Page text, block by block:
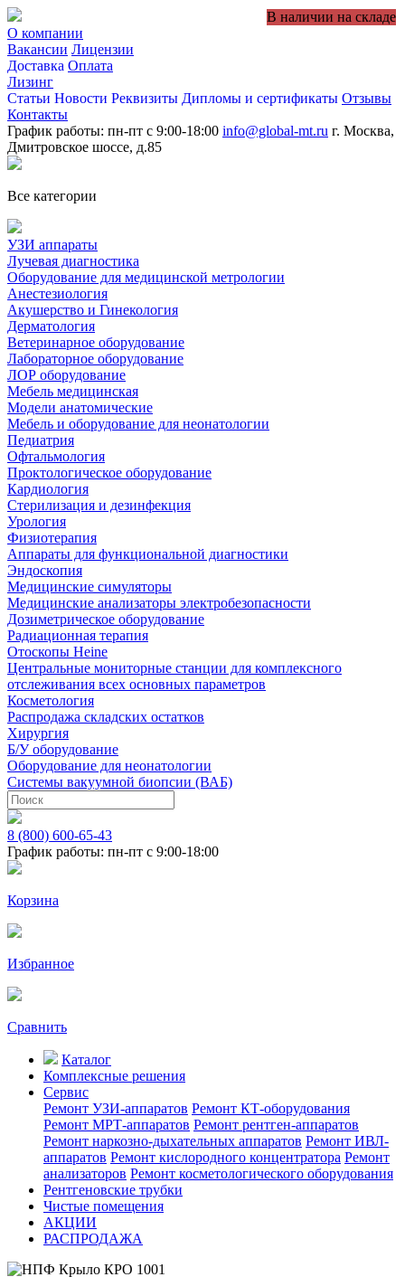
О компании
Вакансии Лицензии
Доставка Оплата
Лизинг
Статьи Новости Реквизиты Дипломы и сертификаты Отзывы
Контакты
График работы: пн-пт с 9:00-18:00 info@global-mt.ru г. Москва,
Дмитровское шоссе, д.85
Все категории
УЗИ аппараты
Лучевая диагностика
Оборудование для медицинской метрологии
Анестезиология
Акушерство и Гинекология
Дерматология
Ветеринарное оборудование
Лабораторное оборудование
ЛОР оборудование
Мебель медицинская
Модели анатомические
Мебель и оборудование для неонатологии
Педиатрия
Офтальмология
Проктологическое оборудование
Кардиология
Стерилизация и дезинфекция
Урология
Физиотерапия
Аппараты для функциональной диагностики
Эндоскопия
Медицинские симуляторы
Медицинские анализаторы электробезопасности
Дозиметрическое оборудование
Радиационная терапия
Отоскопы Heine
Центральные мониторные станции для комплексного
отслеживания всех основных параметров
Косметология
Распродажа складских остатков
Хирургия
Б/У оборудование
Оборудование для неонатологии
Системы вакуумной биопсии (ВАБ)
8 (800) 600-65-43
График работы: пн-пт с 9:00-18:00
Корзина
Избранное
Сравнить
Каталог
Комплексные решения
Сервис
Ремонт УЗИ-аппаратов Ремонт КТ-оборудования
Ремонт МРТ-аппаратов Ремонт рентген-аппаратов
Ремонт наркозно-дыхательных аппаратов Ремонт ИВЛ-
аппаратов Ремонт кислородного концентратора Ремонт
анализаторов Ремонт косметологического оборудования
Рентгеновские трубки
Чистые помещения
АКЦИИ
РАСПРОДАЖА
В наличии на складе